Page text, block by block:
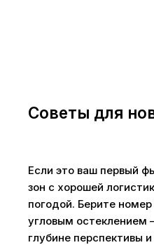
Советы для
Если это ваш первый
зон с хорошей
погодой. Берите
угловым остеклением
глубине перспективы